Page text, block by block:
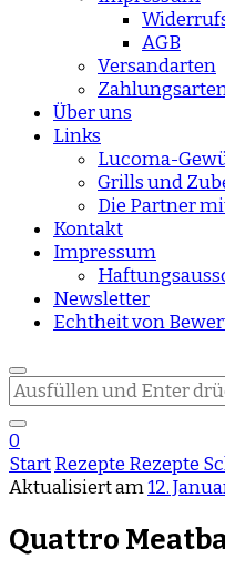
AGB
Versandarten
Über uns
Links
Lucoma-
Grills und
Die Partner
Kontakt
Impressum
Newsletter
Echtheit von
Suchst
du
nach
etwas?
0
StartRezepte Rezepte
Aktualisiert am12.
Quattro